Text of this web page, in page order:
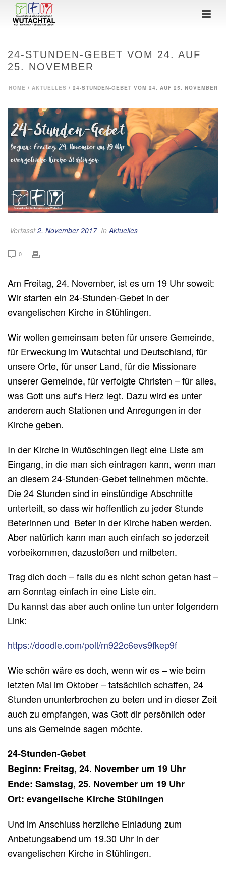
24-STUNDEN-GEBET VOM 24. AUF
25. NOVEMBER
HOME / AKTUELLES / 24-STUNDEN-GEBET VOM 24. AUF 25. NOVEMBER
Verfasst2. November 2017 InAktuelles
0
Am Freitag, 24. November, ist es um 19 Uhr soweit:
Wir starten ein 24-Stunden-Gebet in der
evangelischen Kirche in Stühlingen.
Wir wollen gemeinsam beten für unsere Gemeinde,
für Erweckung im Wutachtal und Deutschland, für
unsere Orte, für unser Land, für die Missionare
unserer Gemeinde, für verfolgte Christen – für alles,
was Gott uns auf’s Herz legt. Dazu wird es unter
anderem auch Stationen und Anregungen in der
Kirche geben.
In der Kirche in Wutöschingen liegt eine Liste am
Eingang, in die man sich eintragen kann, wenn man
an diesem 24-Stunden-Gebet teilnehmen möchte.
Die 24 Stunden sind in einstündige Abschnitte
unterteilt, so dass wir hoffentlich zu jeder Stunde
Beterinnen und Beter in der Kirche haben werden.
Aber natürlich kann man auch einfach so jederzeit
vorbeikommen, dazustoßen und mitbeten.
Trag dich doch – falls du es nicht schon getan hast –
am Sonntag einfach in eine Liste ein.
Du kannst das aber auch online tun unter folgendem
Link:
https://doodle.com/poll/m922c6evs9fkep9f
Wie schön wäre es doch, wenn wir es – wie beim
letzten Mal im Oktober – tatsächlich schaffen, 24
Stunden ununterbrochen zu beten und in dieser Zeit
auch zu empfangen, was Gott dir persönlich oder
uns als Gemeinde sagen möchte.
24-Stunden-Gebet
Beginn: Freitag, 24. November um 19 Uhr
Ende: Samstag, 25. November um 19 Uhr
Ort: evangelische Kirche Stühlingen
Und im Anschluss herzliche Einladung zum
Anbetungsabend um 19.30 Uhr in der
evangelischen Kirche in Stühlingen.